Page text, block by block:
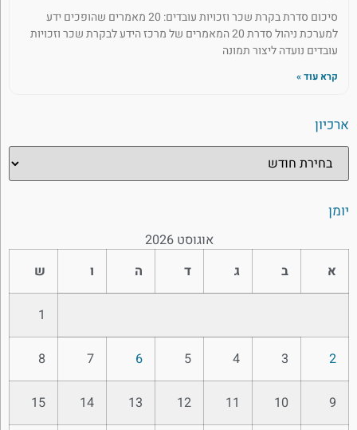
סיכום סדרת בקרת שכר וזכויות עובדים: 20 מאמרים שהופכים ידע
למערכת ניהול סדרת 20 המאמרים של מרכז הידע לבקרת שכר וזכויות
עובדים נועדה ליצור תמונה
קרא עוד »
ארכיון
יומן
אוגוסט 2026
א
ב ד ה ש
2
3
4
5
6
7
8
9
10
11
12
13
14
15